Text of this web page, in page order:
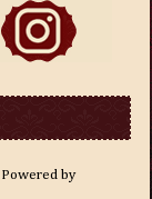
Powered by